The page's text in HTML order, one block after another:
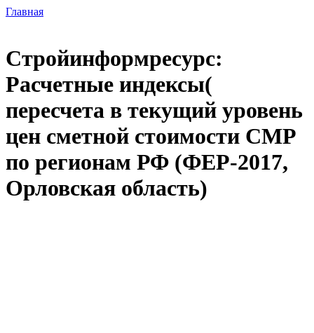
Главная
Стройинформресурс:
Расчетные индексы(
пересчета в текущий уровень
цен сметной стоимости СМР
по регионам РФ (ФЕР-2017,
Орловская область)